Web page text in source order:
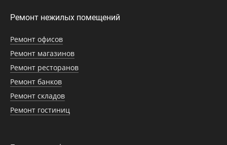
Ремонт нежилых помещений
Ремонт офисов
Ремонт магазинов
Ремонт ресторанов
Ремонт банков
Ремонт складов
Ремонт гостиниц